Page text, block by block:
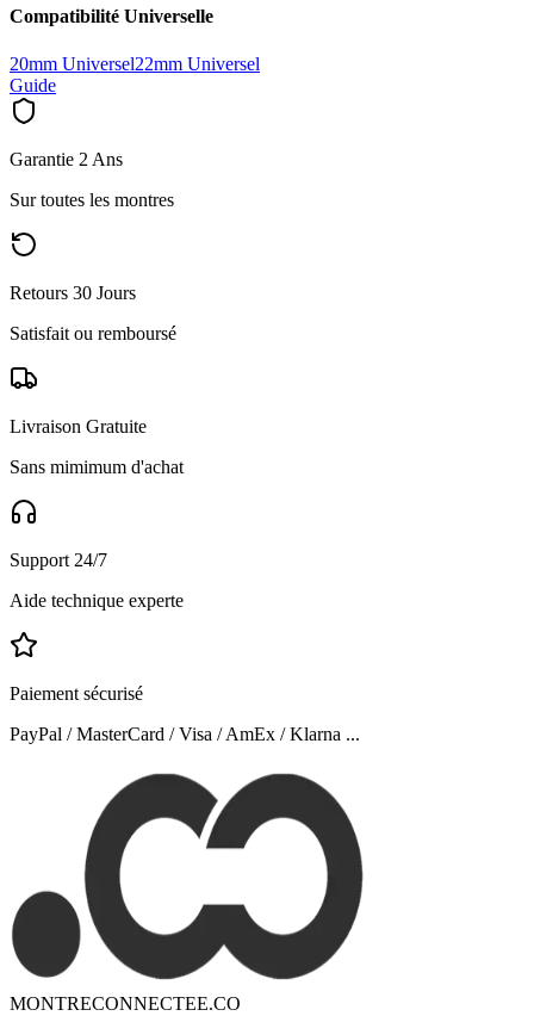
Compatibilité Universelle
20mm Universel22mm Universel
Guide
Garantie 2 Ans
Sur toutes les montres
Retours 30 Jours
Satisfait ou remboursé
Livraison Gratuite
Sans mimimum d'achat
Support 24/7
Aide technique experte
Paiement sécurisé
PayPal / MasterCard / Visa / AmEx / Klarna ...
MONTRECONNECTEE.CO